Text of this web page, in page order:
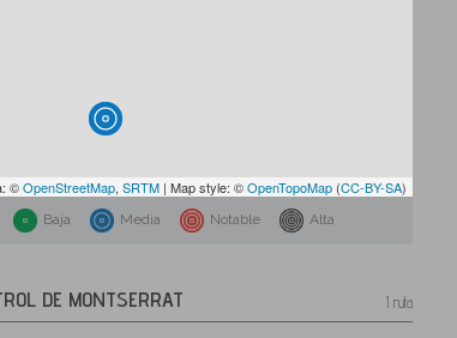
©OpenStreetMap, SRTM | Map style: ©OpenTopoMap (CC-BY-SA)
Baja Media Notable Alta
DE MONTSERRAT 1 ruta